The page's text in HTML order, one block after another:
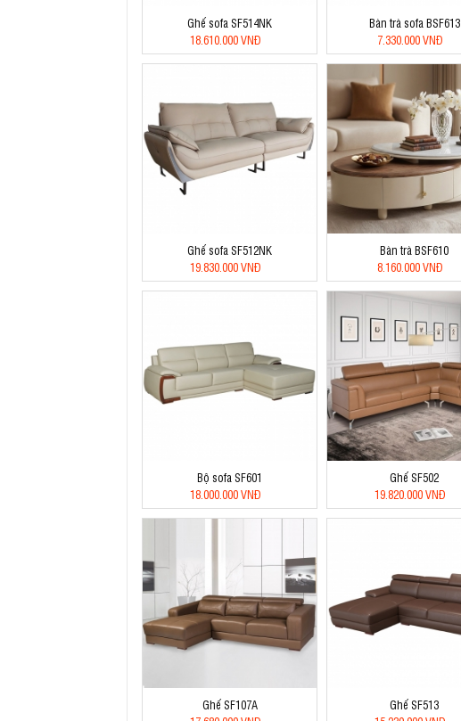
Ghế sofa SF514NK
18.610.000 VNĐ
Bàn trà sofa BSF613
7.330.000 VNĐ
Ghế sofa SF512NK
19.830.000 VNĐ
Bàn trà BSF610
8.160.000 VNĐ
Bộ sofa SF601
18.000.000 VNĐ
Ghế SF502
19.820.000 VNĐ
Ghế SF107A
Ghế SF513